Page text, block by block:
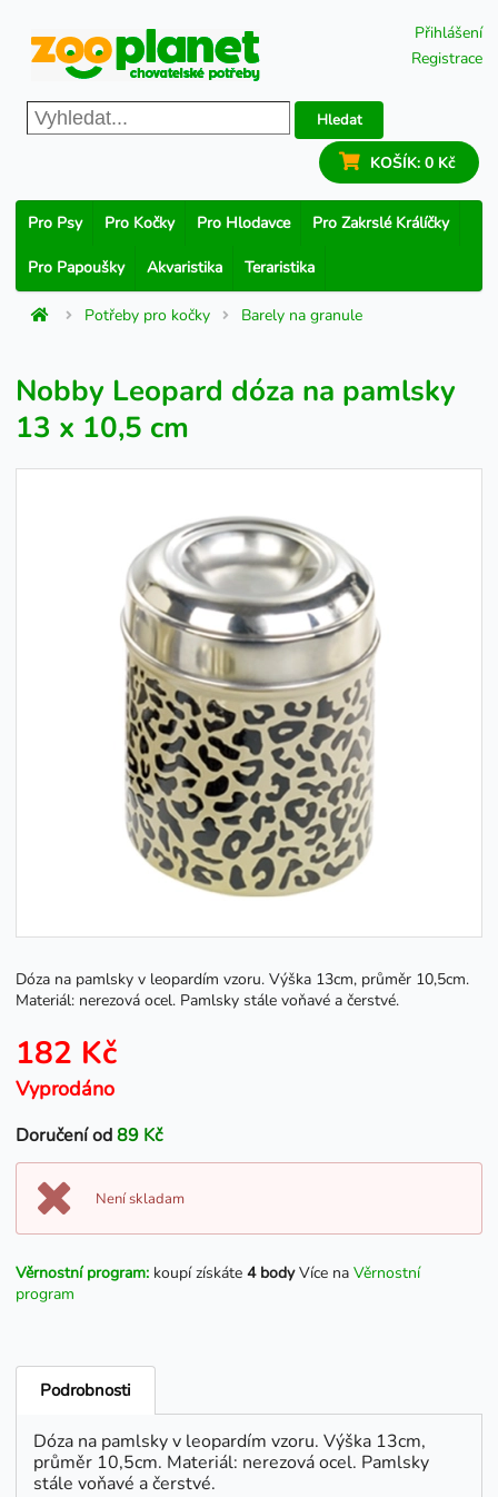
Přihlášení
Registrace
Hledat
KOŠÍK: 0 Kč
Pro Psy Pro Kočky Pro Hlodavce Pro Zakrslé Králíčky
Pro Papoušky Akvaristika Teraristika
Potřeby pro kočky Barely na granule
Nobby Leopard dóza na pamlsky
13 x 10,5 cm
Dóza na pamlsky v leopardím vzoru. Výška 13cm, průměr 10,5cm.
Materiál: nerezová ocel. Pamlsky stále voňavé a čerstvé.
182 Kč
Vyprodáno
Doručení od89 Kč
Není skladam
Věrnostní program: koupí získáte 4 bodyVíce na Věrnostní
program
Podrobnosti
Dóza na pamlsky v leopardím vzoru. Výška 13cm,
průměr 10,5cm. Materiál: nerezová ocel. Pamlsky
stále voňavé a čerstvé.